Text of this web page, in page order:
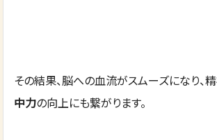
その結果、脳への血流がスムーズになり、
中力の向上にも繋がります。